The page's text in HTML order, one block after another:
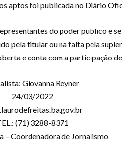
aptos foi publicada no Diário
do poder público e
pela titular ou na falta pela
e conta com a participação
Giovanna Reyner
24/03/2022
(71) 3288-8371
– Coordenadora de Jornalismo